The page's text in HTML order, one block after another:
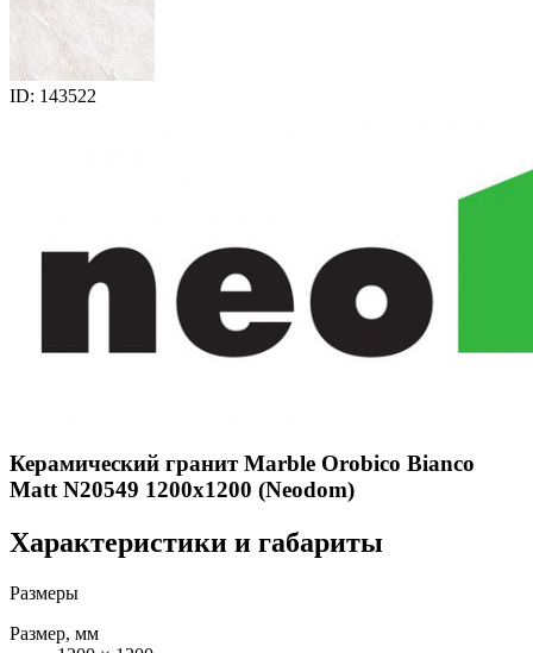
ID: 143522
Керамический гранит Marble Orobico Bianco
Matt N20549 1200x1200 (Neodom)
Характеристики и габариты
Размеры
Размер, мм